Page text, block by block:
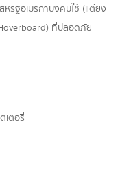
รัฐอเมริกาบังคับใช้ (แต่ยัง
ที่ปลอดภัย
ตอรี่